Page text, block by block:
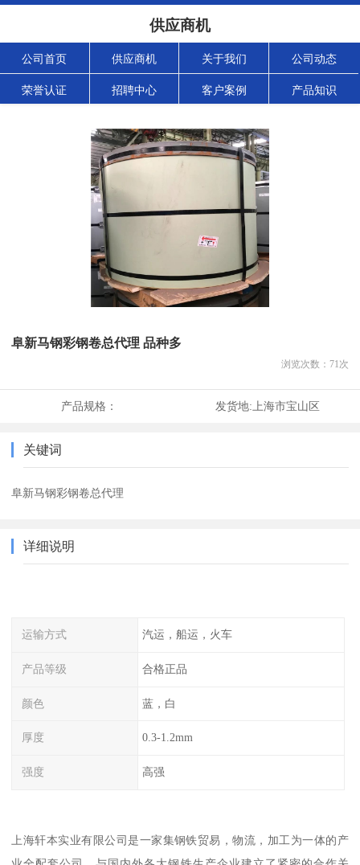
供应商机
公司首页 供应商机 关于我们 公司动态
荣誉认证 招聘中心 客户案例 产品知识
阜新马钢彩钢卷总代理 品种多
浏览次数： 71次
产品规格： 发货地: 上海市宝山区
关键词
阜新马钢彩钢卷总代理
详细说明
运输方式 汽运，船运，火车
产品等级 合格正品
颜色 蓝，白
厚度 0.3-1.2mm
强度 高强
上海轩本实业有限公司是一家集钢铁贸易，物流，加工为一体的产